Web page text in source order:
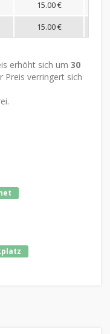
15.00 €
15.00 €
erhöht sich um 30
Preis verringert sich